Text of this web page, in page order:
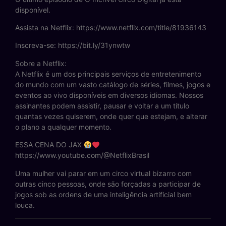
disponível.
Assista na Netflix: https://www.netflix.com/title/81936143
Inscreva-se: https://bit.ly/31ynwtw
Sobre a Netflix:
A Netflix é um dos principais serviços de entretenimento
do mundo com um vasto catálogo de séries, filmes, jogos e
eventos ao vivo disponíveis em diversos idiomas. Nossos
assinantes podem assistir, pausar e voltar a um título
quantas vezes quiserem, onde quer que estejam, e alterar
o plano a qualquer momento.
ESSA CENA DO JAX
https://www.youtube.com/@NetflixBrasil
Uma mulher vai parar em um circo virtual bizarro com
outras cinco pessoas, onde são forçadas a participar de
jogos sob as ordens de uma inteligência artificial bem
louca.